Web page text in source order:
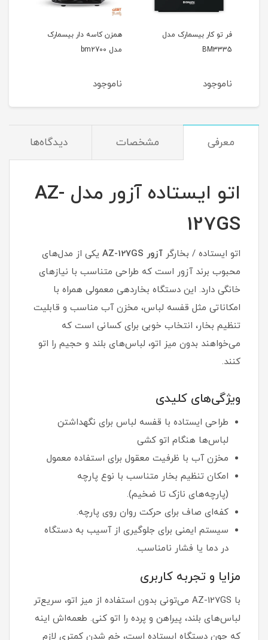
فر تو کار بیسمارک مدل
BM3335
ناموجود
همزن کاسه دار بیسمارک
مدل bm2700
ناموجود
معرفی مشخصات دیدگاه‌ها
اتو ایستاده آزور مدل AZ-
127GS
اتو ایستاده / بخارگر آزور AZ-127GS
یکی از مدل‌های
محبوب برند آزور است که طراحی متناسب با نیازهای
خانگی دارد. این دستگاه بخاردهی معمولی همراه با
امکاناتی مثل قفسه لباس، مخزن آب مناسب و قابلیت
تنظیم بخار، انتخاب خوبی برای کسانی است که
می‌خواهند بدون میز اتو، لباس‌های بلند و حجیم را اتو
کنند.
ویژگی‌های کلیدی
طراحی ایستاده با قفسه لباس برای نگهداشتن
لباس‌ها هنگام اتو کشی
مخزن آب با ظرفیت معقول برای استفاده معمول
امکان تنظیم بخار متناسب با نوع پارچه
(پارچه‌های نازک تا ضخیم).
کفه‌ای صاف برای حرکت روان روی پارچه.
سیستم ایمنی برای جلوگیری از آسیب به دستگاه
در دما یا فشار نامناسب.
مزایا و تجربه کاربری
با AZ-127GS می‌تونی بدون استفاده از میز اتو، سریع‌تر
لباس‌های بلند، پیراهن و پرده را اتو کنی. طعمه‌اش اینه
که چون دستگاه ایستاده است، خم شدن کمتری لازم